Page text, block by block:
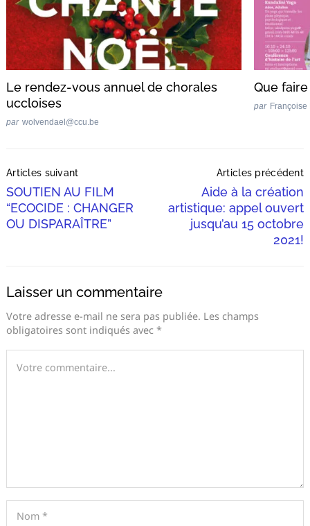
Le rendez-vous annuel de chorales
uccloises
par wolvendael@ccu.be
Que
par
Navigation
Articles suivant
SOUTIEN AU FILM
“ECOCIDE : CHANGER
OU DISPARAÎTRE”
Articles précédent
Aide à la création
artistique: appel ouvert
jusqu’au 15 octobre
2021!
Laisser un commentaire
Votre adresse e-mail ne sera pas publiée. Les champs
obligatoires sont indiqués avec *